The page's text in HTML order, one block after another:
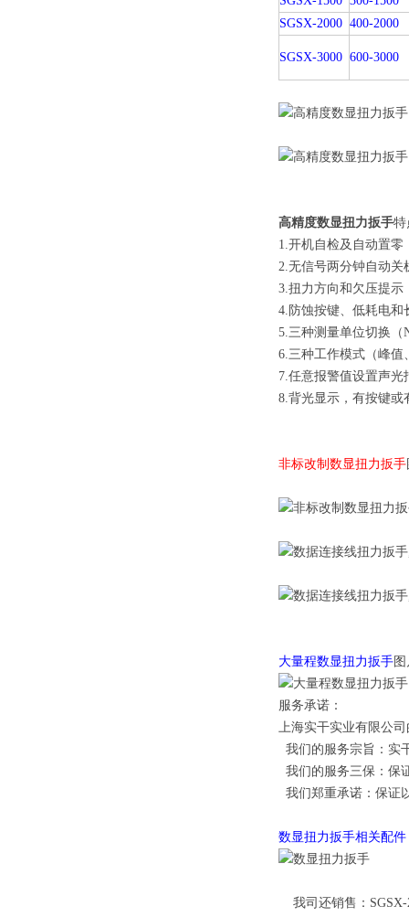
SGSX-2000 400-2000
SGSX-3000 600-3000
高精度数显扭力扳手特
1.开机自检及自动置
2.无信号两分钟自动关
3.扭力方向和欠压提示
4.防蚀按键、低耗电和
5.三种测量单位切换
6.三种工作模式（峰值
7.任意报警值设置声光
8.背光显示，有按键或
非标改制数显扭力扳手
大量程数显扭力扳手
服务承诺：
上海实干实业有限公
我们的服务宗旨：实
我们的服务三保：保
我们郑重承诺：保证
数显扭力扳手相关配件
我司还销售：